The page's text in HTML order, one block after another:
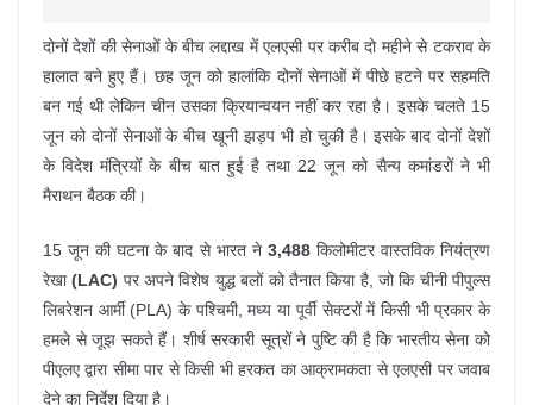
दोनों देशों की सेनाओं के बीच लद्दाख में एलएसी पर करीब दो महीने से टकराव के
हालात बने हुए हैं। छह जून को हालांकि दोनों सेनाओं में पीछे हटने पर सहमति
बन गई थी लेकिन चीन उसका क्रियान्वयन नहीं कर रहा है। इसके चलते 15
जून को दोनों सेनाओं के बीच खूनी झड़प भी हो चुकी है। इसके बाद दोनों देशों
के विदेश मंत्रियों के बीच बात हुई है तथा 22 जून को सैन्य कमांडरों ने भी
मैराथन बैठक की।
15 जून की घटना के बाद से भारत ने 3,488किलोमीटर वास्तविक नियंत्रण
रेखा(LAC) पर अपने विशेष युद्ध बलों को तैनात किया है, जो कि चीनी पीपुल्स
लिबरेशन आर्मी (PLA) के पश्चिमी, मध्य या पूर्वी सेक्टरों में किसी भी प्रकार के
हमले से जूझ सकते हैं। शीर्ष सरकारी सूत्रों ने पुष्टि की है कि भारतीय सेना को
पीएलए द्वारा सीमा पार से किसी भी हरकत का आक्रामकता से एलएसी पर जवाब
देने का निर्देश दिया है।